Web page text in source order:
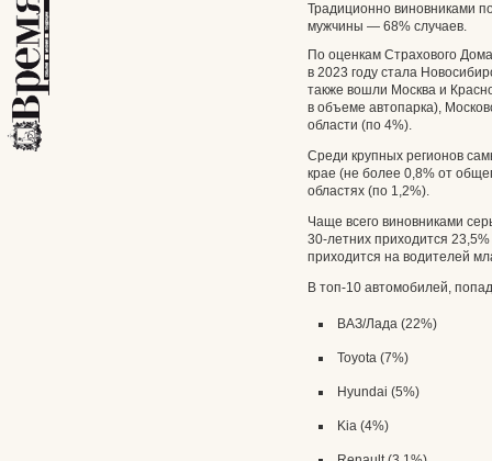
Традиционно виновниками
мужчины — 68% случаев.
По оценкам Страхового
в 2023 году стала
также вошли Москва и
в объеме автопарка),
области (по 4%).
Среди крупных регионов
крае (не более 0,8% от
областях (по 1,2%).
Чаще всего виновниками
30-летних приходится
приходится на водителей
В топ-10 автомобилей,
ВАЗ/Лада (22%)
Toyota (7%)
Hyundai (5%)
Kia (4%)